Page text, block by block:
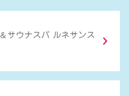
＆ サウナスパ ルネサンス